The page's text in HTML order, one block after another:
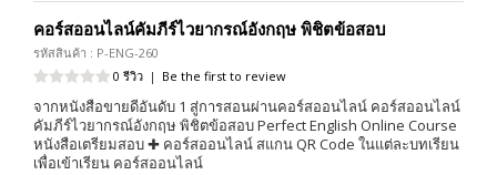
คอร์สออนไลน์คัมภีร์ไวยากรณ์อังกฤษ พิชิตข้อสอบ
รหัสสินค้า : P-ENG-260
0 รีวิว | Be the first to review
จากหนังสือขายดีอันดับ 1 สู่การสอนผ่านคอร์สออนไลน์ คอร์สออนไลน์
คัมภีร์ไวยากรณ์อังกฤษ พิชิตข้อสอบ Perfect English Online Course
หนังสือเตรียมสอบ ✚ คอร์สออนไลน์ สแกน QR Code ในแต่ละบทเรียน
เพื่อเข้าเรียน คอร์สออนไลน์